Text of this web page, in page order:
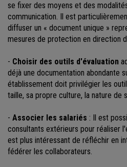
se fixer des moyens et des
communication. Il est
diffuser un « document unique »
mesures de protection en direction
- Choisir des outils d'évaluation
déjà une documentation abondante
établissement doit privilégier les
taille, sa propre culture, la nature de
- Associer les salariés : Il est
consultants extérieurs pour réaliser
est plus intéressant de réfléchir en
fédérer les collaborateurs.